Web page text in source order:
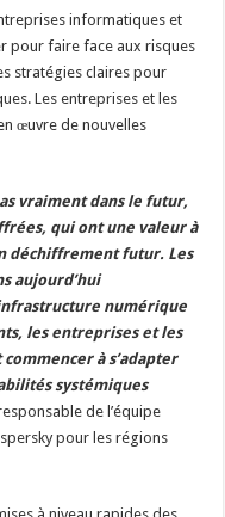
informatiques et
pour faire face aux risques
stratégies claires pour
Les entreprises et les
œuvre de nouvelles
vraiment dans le futur,
qui ont une valeur à
déchiffrement futur. Les
aujourd’hui
numérique
les entreprises et les
à s’adapter
systémiques
de l’équipe
pour les régions